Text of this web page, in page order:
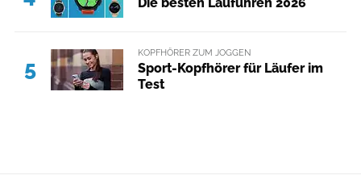
5
KOPFHÖRER ZUM JOGGEN
Sport-Kopfhörer für Läufer im
Test